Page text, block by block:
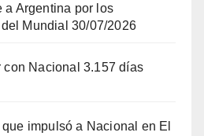
a Argentina por los
Mundial 30/07/2026
Nacional 3.157 días
impulsó a Nacional en El